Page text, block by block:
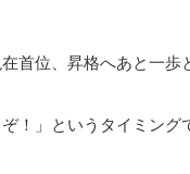
首位、昇格へあと一歩
！」というタイミン